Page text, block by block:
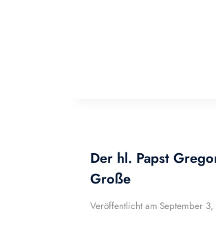
Der hl. Papst
Große
Veröffentlicht am September